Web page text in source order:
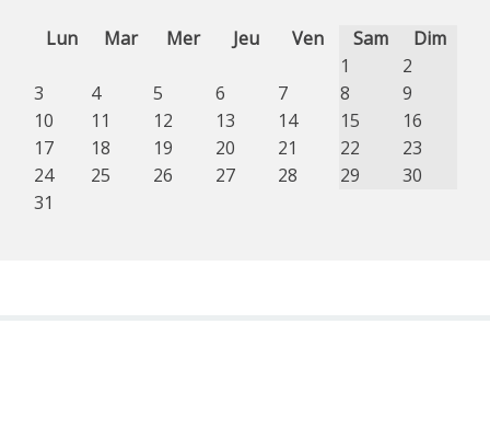
Lun Mar Mer Jeu Ven Sam
Dim
1
2
3
4 5 6 7 8
9
10
11 12 13 14 15
16
17
18 19 20 21 22
23
24
25 26 27 28 29
30
31